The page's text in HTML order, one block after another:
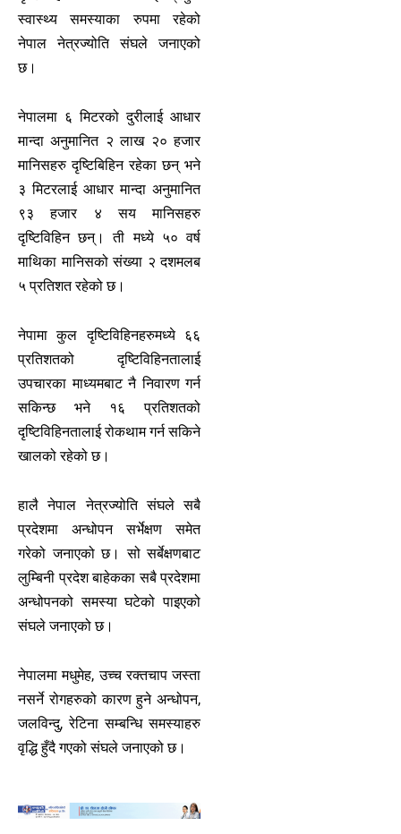
स्वास्थ्य समस्याका रुपमा रहेको
नेपाल नेत्रज्योति संघले जनाएको
छ।
नेपालमा ६ मिटरको दुरीलाई आधार
मान्दा अनुमानित २ लाख २० हजार
मानिसहरु दृष्टिबिहिन रहेका छन् भने
३ मिटरलाई आधार मान्दा अनुमानित
९३ हजार ४ सय मानिसहरु
दृष्टिविहिन छन्। ती मध्ये ५० वर्ष
माथिका मानिसको संख्या २ दशमलब
५ प्रतिशत रहेको छ।
नेपामा कुल दृष्टिविहिनहरुमध्ये ६६
प्रतिशतको दृष्टिविहिनतालाई
उपचारका माध्यमबाट नै निवारण गर्न
सकिन्छ भने १६ प्रतिशतको
दृष्टिविहिनतालाई रोकथाम गर्न सकिने
खालको रहेको छ।
हालै नेपाल नेत्रज्योति संघले सबै
प्रदेशमा अन्धोपन सर्भेक्षण समेत
गरेको जनाएको छ। सो सर्बेक्षणबाट
लुम्बिनी प्रदेश बाहेकका सबै प्रदेशमा
अन्धोपनको समस्या घटेको पाइएको
संघले जनाएको छ।
नेपालमा मधुमेह, उच्च रक्तचाप जस्ता
नसर्ने रोगहरुको कारण हुने अन्धोपन,
जलविन्दु, रेटिना सम्बन्धि समस्याहरु
वृद्धि हुँदै गएको संघले जनाएको छ।